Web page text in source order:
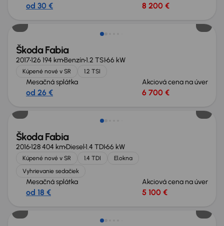
od 30 € 8 200 €
Škoda Fabia
2017126 194 kmBenzín1.2 TSI66 kW
Kúpené nové v SR 1.2 TSI
Mesačná splátka
od 26 €
Akciová cena na úver
6 700 €
Nové v ponuke
Škoda Fabia
2016128 404 kmDiesel1.4 TDI66 kW
Kúpené nové v SR 1.4 TDI
El.okna
Vyhrievanie sedačiek
Mesačná splátka
od 18 €
Akciová cena na úver
5 100 €